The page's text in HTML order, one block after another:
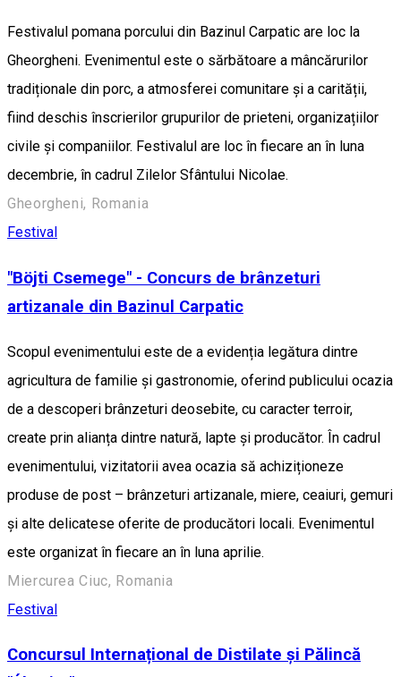
Festivalul pomana porcului din Bazinul Carpatic are loc la
Gheorgheni. Evenimentul este o sărbătoare a mâncărurilor
tradiționale din porc, a atmosferei comunitare și a carității,
fiind deschis înscrierilor grupurilor de prieteni, organizațiilor
civile și companiilor. Festivalul are loc în fiecare an în luna
decembrie, în cadrul Zilelor Sfântului Nicolae.
Gheorgheni, Romania
Festival
"Böjti Csemege" - Concurs de brânzeturi
artizanale din Bazinul Carpatic
Scopul evenimentului este de a evidenția legătura dintre
agricultura de familie și gastronomie, oferind publicului ocazia
de a descoperi brânzeturi deosebite, cu caracter terroir,
create prin alianța dintre natură, lapte și producător. În cadrul
evenimentului, vizitatorii avea ocazia să achiziționeze
produse de post – brânzeturi artizanale, miere, ceaiuri, gemuri
și alte delicatese oferite de producători locali. Evenimentul
este organizat în fiecare an în luna aprilie.
Miercurea Ciuc, Romania
Festival
Concursul Internațional de Distilate și Pălincă